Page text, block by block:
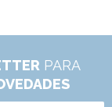
PARA